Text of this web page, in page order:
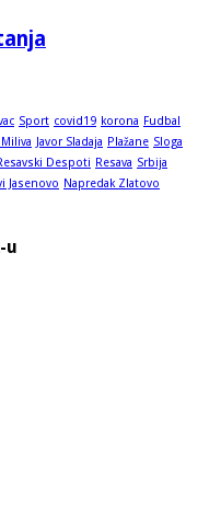
Sport covid19 korona Fudbal
Javor Sladaja Plažane Sloga
Despoti Resava Srbija
Jasenovo Napredak Zlatovo
u